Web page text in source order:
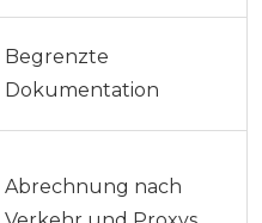
Begrenzte
Dokumentation
Abrechnung nach